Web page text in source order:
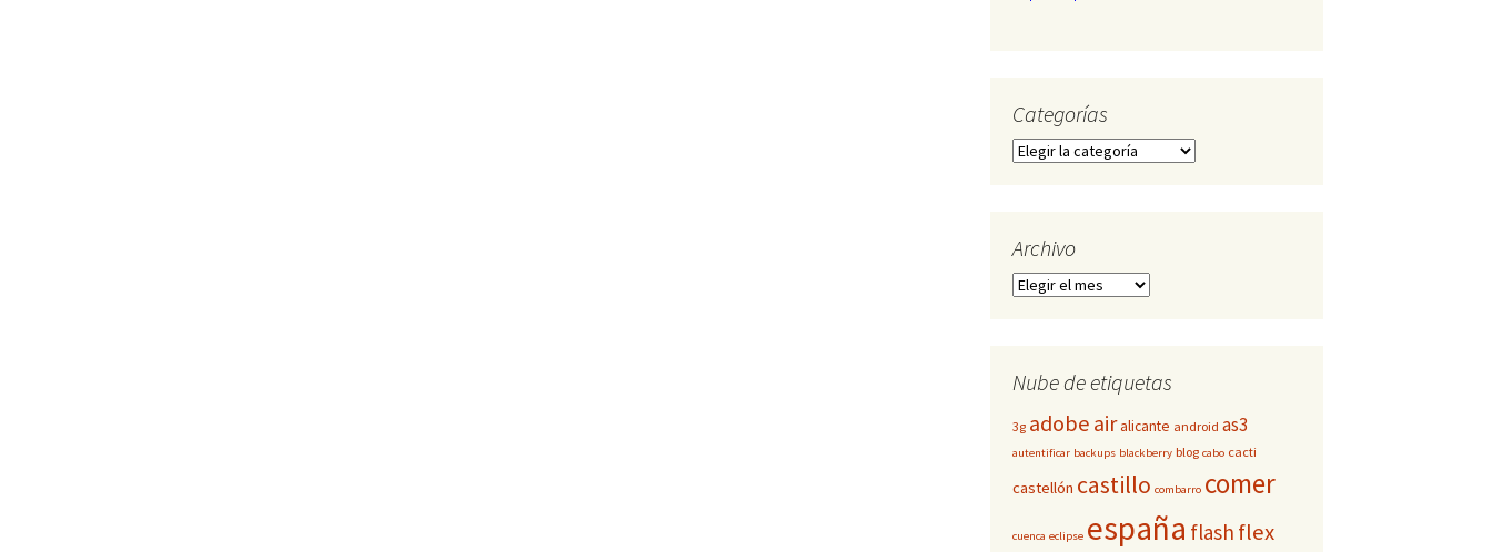
Categorías
Categorías
Archivo
Archivo
Nube de etiquetas
3g adobe airalicante android as3
autentificar backups blackberry blog cabo cacti
castellón castillo combarro comer
cuenca eclipse españa flash flex